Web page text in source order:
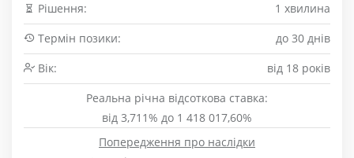
Рішення:
1 хвилина
Термін позики:
до 30 днів
Вік:
від 18 років
Реальна річна відсоткова ставка:
від 3,711% до 1 418 017,60%
Попередження про наслідки